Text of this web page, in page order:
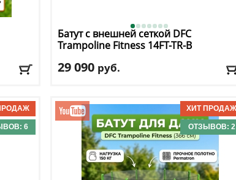
кг
Батут с внешней сеткой DFC
Trampoline Fitness 14FT-TR-B
29 090 руб.
Макс. нагрузка: 150 кг
Максимальный вес пользователя: 150 кг
Размер, футы: 14
Доставка:БЕСПЛАТНО, 2-3 дня
6 ОТЗЫВОВ: 2